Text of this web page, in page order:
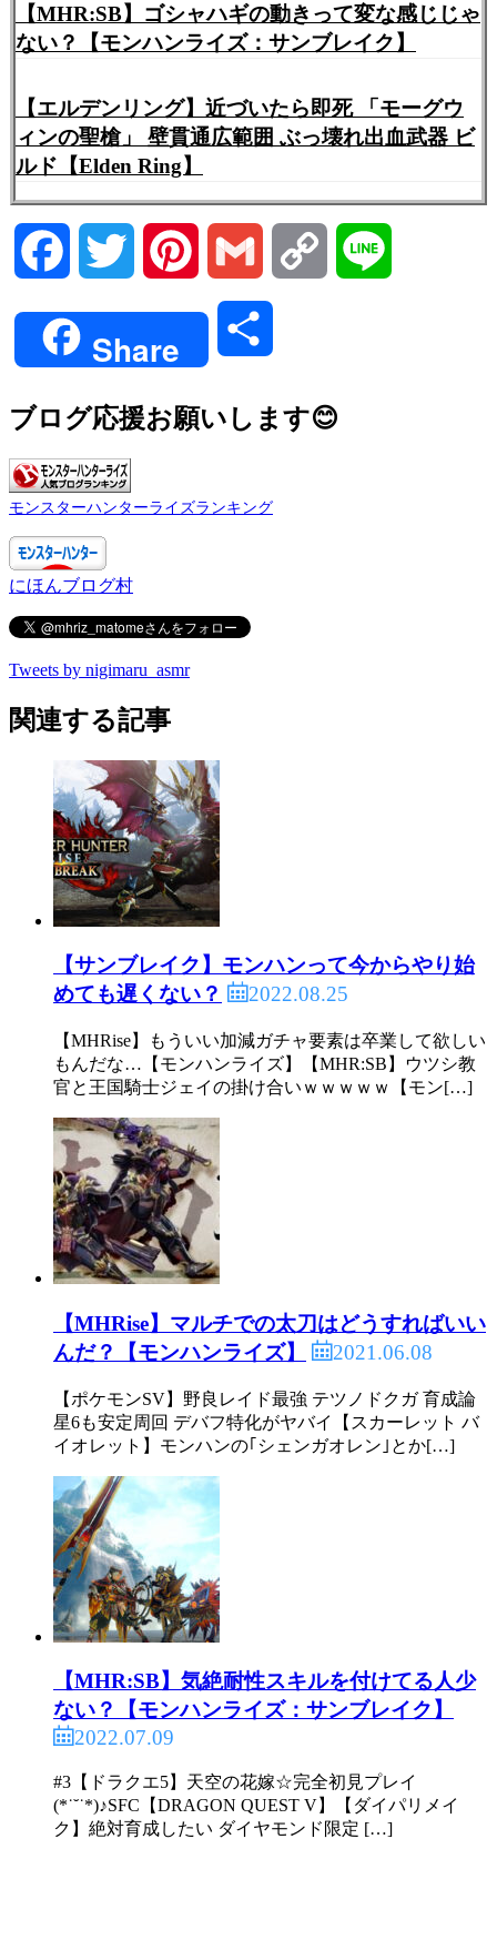
【MHR:SB】ゴシャハギの動きって変な感じじゃ
ない？【モンハンライズ：サンブレイク】
【エルデンリング】近づいたら即死 「モーグウ
ィンの聖槍」 壁貫通広範囲 ぶっ壊れ出血武器 ビ
ルド【Elden Ring】
Facebook Twitter Pinterest Gmail Copy
Share
ブログ応援お願いします😊
モンスターハンターライズランキング
にほんブログ村
Tweets by nigimaru_asmr
関連する記事
【サンブレイク】モンハンって今からやり始
めても遅くない？
2022.08.25
【MHRise】もういい加減ガチャ要素は卒業して欲しい
もんだな…【モンハンライズ】【MHR:SB】ウツシ教
官と王国騎士ジェイの掛け合いｗｗｗｗｗ【モン[…]
【MHRise】マルチでの太刀はどうすればいい
んだ？【モンハンライズ】
2021.06.08
【ポケモンSV】野良レイド最強 テツノドクガ 育成論
星6も安定周回 デバフ特化がヤバイ【スカーレット バ
イオレット】モンハンの｢シェンガオレン｣とか[…]
【MHR:SB】気絶耐性スキルを付けてる人少
ない？【モンハンライズ：サンブレイク】
2022.07.09
#3【ドラクエ5】天空の花嫁☆完全初見プレイ
(*˙˘˙*)♪SFC【DRAGON QUEST V】【ダイパリメイ
ク】絶対育成したい ダイヤモンド限定 […]